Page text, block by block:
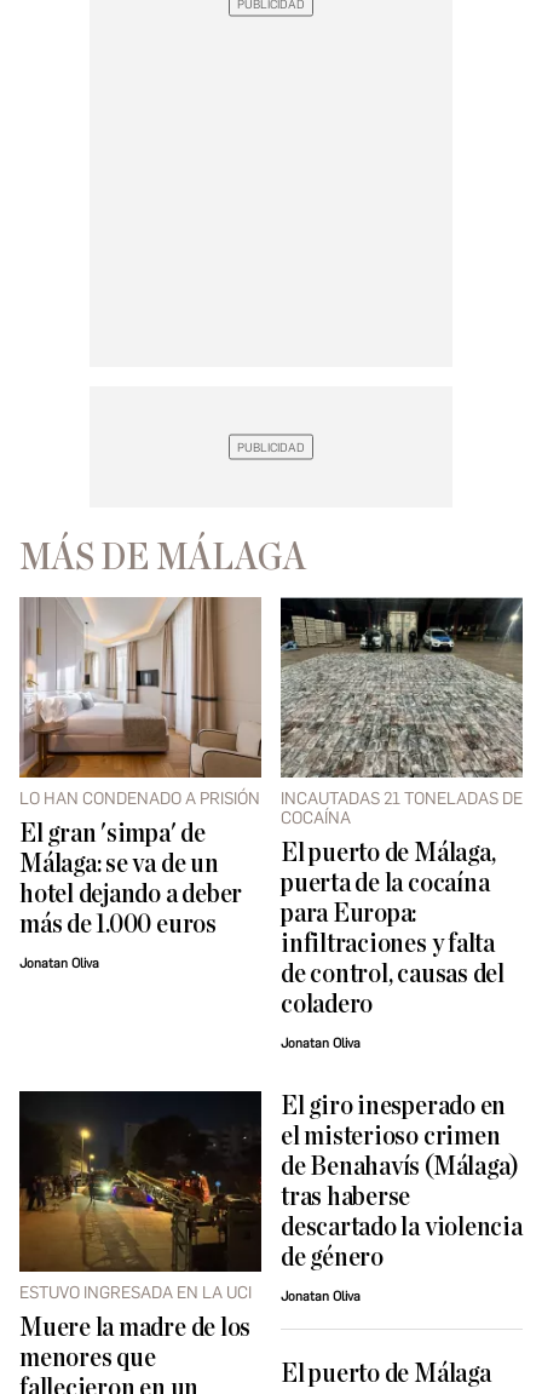
MÁS DE MÁLAGA
LO HAN CONDENADO A PRISIÓN
El gran 'simpa' de
Málaga: se va de un
hotel dejando a deber
más de 1.000 euros
Jonatan Oliva
INCAUTADAS 21 TONELADAS DE
COCAÍNA
El puerto de Málaga,
puerta de la cocaína
para Europa:
infiltraciones y falta
de control, causas del
coladero
Jonatan Oliva
ESTUVO INGRESADA EN LA UCI
Muere la madre de los
menores que
El giro inesperado en
el misterioso crimen
de Benahavís (Málaga)
tras haberse
descartado la violencia
de género
Jonatan Oliva
El puerto de Málaga